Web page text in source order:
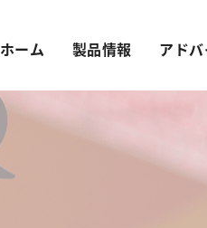
ホーム 製品情報 アド